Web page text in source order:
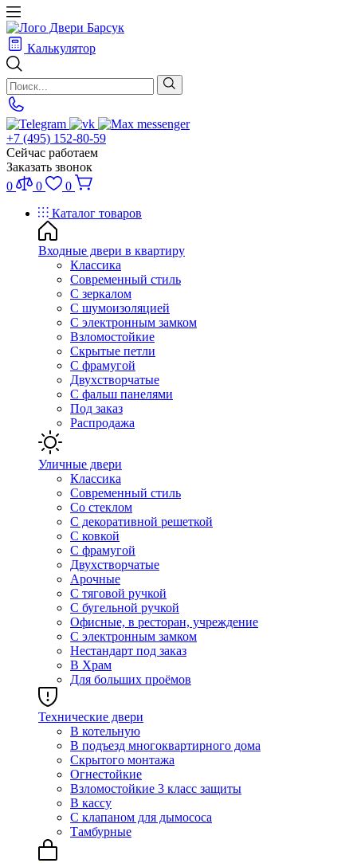
Калькулятор
+7 (495) 152-80-59
Сейчас работаем
Заказать звонок
0
0
0
Каталог товаров
Входные двери в квартиру
Классика
Современный стиль
С зеркалом
С шумоизоляцией
С электронным замком
Взломостойкие
Скрытые петли
С фрамугой
Двухстворчатые
С фальш панелями
Под заказ
Распродажа
Уличные двери
Классика
Современный стиль
Со стеклом
С декоративной решеткой
С ковкой
С фрамугой
Двухстворчатые
Арочные
С тяговой ручкой
С бугельной ручкой
Офисные, в ресторан, учреждение
С электронным замком
Нестандарт под заказ
В Храм
Для больших проёмов
Технические двери
В котельную
В подъезд многоквартирного дома
Скрытого монтажа
Огнестойкие
Взломостойкие 3 класс защиты
В кассу
С клапаном для дымососа
Тамбурные